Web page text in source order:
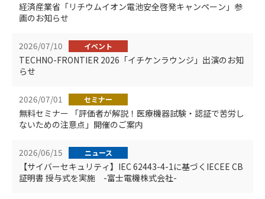
経済産業省「リチウムイオン電池安全啓発キャンペーン」参
画のお知らせ
2026/07/10 イベント
TECHNO-FRONTIER 2026「イチケンラウンジ」出演のお知
らせ
2026/07/01 セミナー
無料セミナー 「評価者が解説！医療機器試験・認証で苦労し
ないための注意点」開催のご案内
2026/06/15 ニュース
【サイバーセキュリティ】IEC 62443-4-1に基づくIECEE CB
証明書 授与式を実施 -富士電機株式会社-